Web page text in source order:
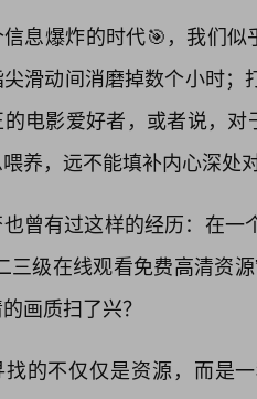
息爆炸的时代🎯，我们似
滑动间消磨掉数个小时
电影爱好者，或者说，
养，远不能填补内心深处
曾有过这样的经历：在一
三级在线观看免费高清资
画质扫了兴？
找的不仅仅是资源，而是